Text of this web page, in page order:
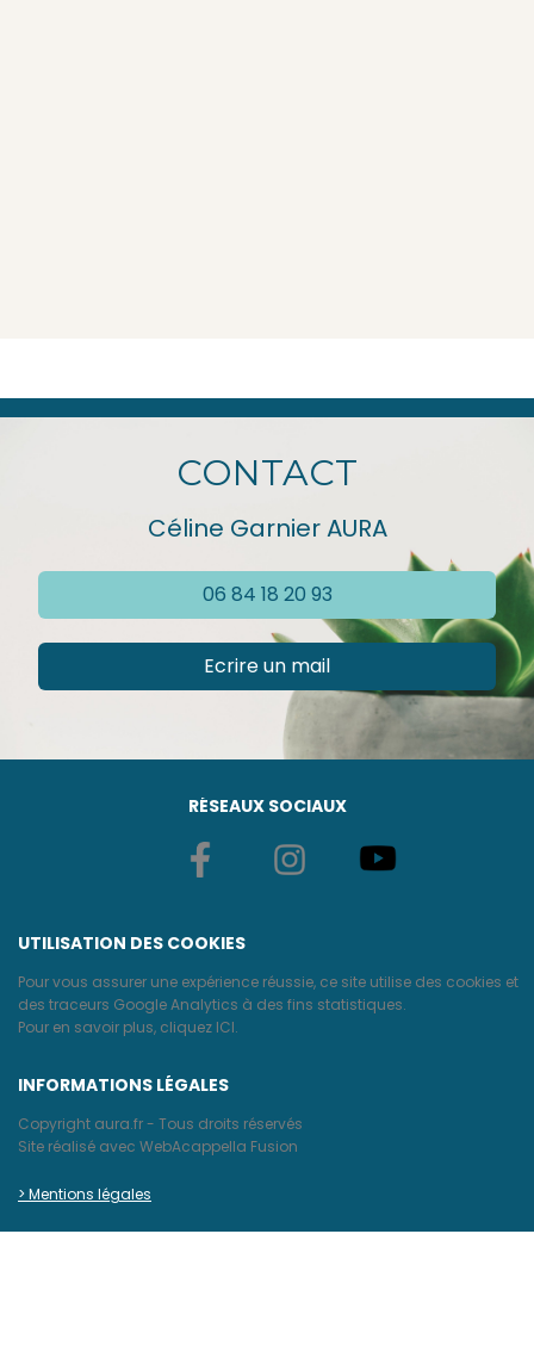
CONTACT
Céline Garnier AURA
06 84 18 20 93
Ecrire un mail
RÉSEAUX SOCIAUX
UTILISATION DES COOKIES
Pour vous assurer une expérience réussie, ce site utilise des cookies et
des traceurs Google Analytics à des fins statistiques.
Pour en savoir plus, cliquez ICI.
INFORMATIONS LÉGALES
Copyright aura.fr - Tous droits réservés
Site réalisé avec WebAcappella Fusion
> Mentions légales